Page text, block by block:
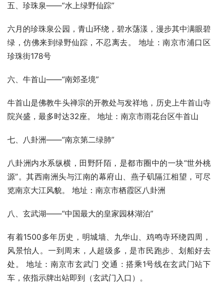
五、珍珠泉——“水上绿野仙踪”
六月的珍珠泉公园，青山环绕，碧水荡漾，漫步其中满眼碧
绿，仿佛来到绿野仙踪，不忍离去。 地址：南京市浦口区
珍珠街178号
六、牛首山——“南郊圣境”
牛首山是佛教牛头禅宗的开教处与发祥地，历史上牛首山寺
院兴盛，最多时达32座。 地址：南京市雨花台区牛首山
七、八卦洲——“南京第二绿肺”
八卦洲内水系纵横，田野阡陌，是都市圈中的一块“世外桃
源”。其西南洲头与江南的幕府山、燕子矶隔江相望，可尽
览南京大江风貌。 地址：南京市栖霞区八卦洲
八、玄武湖——“中国最大的皇家园林湖泊”
有着1500多年历史，明城墙、九华山、鸡鸣寺环绕四周，
风景怡人。一到周末，人超级多，是市民跑步、划船好去
处。 地址：南京市玄武门 交通：搭乘1号线在玄武门站下
车，依指示牌出站即到（玄武门入口）。